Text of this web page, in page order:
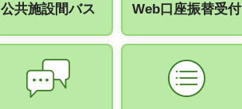
公共施設間バス Web口座振替受付